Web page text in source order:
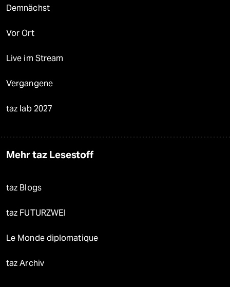
Demnächst
Vor Ort
Live im Stream
Vergangene
taz lab 2027
Mehr taz Lesestoff
taz Blogs
taz FUTURZWEI
Le Monde diplomatique
taz Archiv